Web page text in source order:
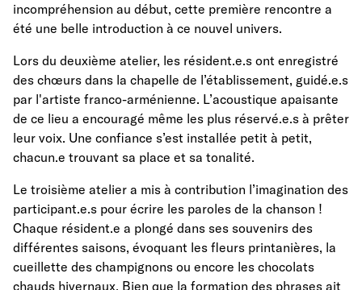
incompréhension au début, cette première rencontre a
été une belle introduction à ce nouvel univers.
Lors du deuxième atelier, les résident.e.s ont enregistré
des chœurs dans la chapelle de l’établissement, guidé.e.s
par l'artiste franco-arménienne. L’acoustique apaisante
de ce lieu a encouragé même les plus réservé.e.s à prêter
leur voix. Une confiance s’est installée petit à petit,
chacun.e trouvant sa place et sa tonalité.
Le troisième atelier a mis à contribution l’imagination des
participant.e.s pour écrire les paroles de la chanson !
Chaque résident.e a plongé dans ses souvenirs des
différentes saisons, évoquant les fleurs printanières, la
cueillette des champignons ou encore les chocolats
chauds hivernaux. Bien que la formation des phrases ait